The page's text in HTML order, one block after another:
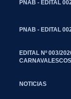
PNAB - EDITAL
PNAB - EDITAL
EDITAL Nº 003/
CARNAVALESCOS
NOTICIAS